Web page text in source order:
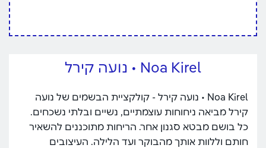
Noa Kirel • נועה קירל
Noa Kirel • נועה קירל - קולקציית הבשמים של נועה
קירל מביאה ניחוחות עוצמתיים, נשיים ובלתי נשכחים.
כל בושם מבטא סגנון אחר. הריחות מתוכננים להשאיר
חותם וללוות אותך מהבוקר ועד הלילה. העיצובים